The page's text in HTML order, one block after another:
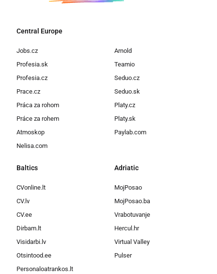
Central Europe
Jobs.cz
Profesia.sk
Profesia.cz
Prace.cz
Práca za rohom
Práce za rohem
Atmoskop
Nelisa.com
Arnold
Teamio
Seduo.cz
Seduo.sk
Platy.cz
Platy.sk
Paylab.com
Baltics
CVonline.lt
CV.lv
CV.ee
Dirbam.lt
Visidarbi.lv
Otsintood.ee
Personaloatrankos.lt
Adriatic
MojPosao
MojPosao.ba
Vrabotuvanje
Hercul.hr
Virtual Valley
Pulser